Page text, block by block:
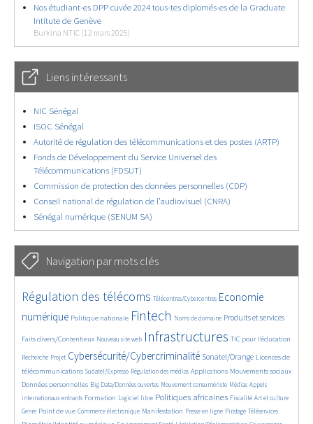
Nos étudiant-es DPP cuvée 2024 tous-tes diplomés-es de la Graduate
Intitute de Genève
Burkina NTIC (12 mars 2025)
Liens intéressants
NIC Sénégal
ISOC Sénégal
Autorité de régulation des télécommunications et des postes (ARTP)
Fonds de Développement du Service Universel des
Télécommunications (FDSUT)
Commission de protection des données personnelles (CDP)
Conseil national de régulation de l’audiovisuel (CNRA)
Sénégal numérique (SENUM SA)
Navigation par mots clés
4550/5624
Régulation des télécoms
351/5624 Télécentres/Cybercentres
3605/5624
Economie
numérique
1844/5624 Politique nationale
5225/5624 Fintech
612/5624 Noms de domaine
2207/5624 Produits et services
1526/5624
Faits divers/Contentieux Nouveau site web Infrastructures TIC pour l’éducation
Recherche
245/5624Projet
3751/5624 Cybersécurité/Cybercriminalité
2171/5624 Sonatel/Orange
1610/5624
Licences de
télécommunications
283/5624 Sudatel/Expresso
1016/5624 Régulation des médias
1519/5624 Applications
1224/5624 Mouvements sociaux
1632/5624
Données personnelles
140/5624 Big Data/Données ouvertes
613/5624 Mouvement consumériste
365/5624 Médias
650/5624
Appels
internationaux entrants
1705/5624 Formation
95/5624 Logiciel libre
2545/5624 Politiques africaines
1050/5624 Fiscalité
177/5624 Art et culture
584/5624
Genre
1863/5624Point de vue
1040/5624 Commerce électronique
1481/5624 Manifestation
320/5624 Presse en ligne
125/5624 Piratage
206/5624 Téléservices
1216/5624